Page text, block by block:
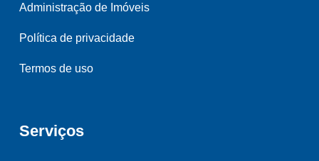
Administração de Imóveis
Política de privacidade
Termos de uso
Serviços